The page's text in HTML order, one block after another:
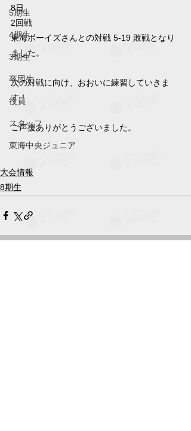
5期生
4期生
3期生
卒団生
役員
スタッフ
東海中央ジュニア
8日
2回戦
東海ボーイズさんとの対戦 5-19 敗戦となり
ました。
次の対戦に向け、おおいに練習していきま
す！
ご声援ありがとうございました。
大会情報
8期生